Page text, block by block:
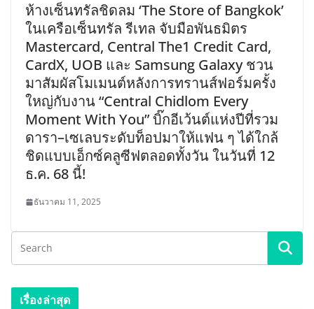
​ห้างเซ็นทรัลชิดลม ‘The Store of Bangkok’
ในเครือเซ็นทรัล รีเทล จับมือพันธมิตร
Mastercard, Central The1 Credit Card,
CardX, UOB และ Samsung Galaxy ชวน
มาสัมผัสโมเมนต์หลังการทรานส์ฟอร์มครั้ง
ใหญ่กับงาน “Central Chidlom Every
Moment With You” บิ๊กอีเว้นต์แห่งปีที่รวม
ดารา–เซเลบระดับท็อปมาให้แฟน ๆ ได้ใกล้
ชิดแบบเอ็กซ์คลูซีฟตลอดทั้งวัน ในวันที่ 12
ธ.ค. 68 นี้!
ธันวาคม 11, 2025
เรื่องล่าสุด